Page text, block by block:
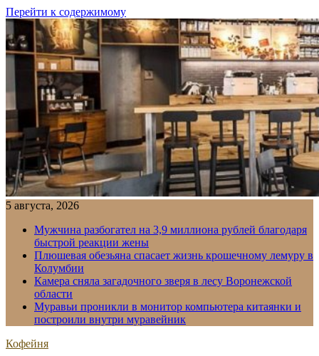
Перейти к содержимому
5 августа, 2026
Мужчина разбогател на 3,9 миллиона рублей благодаря
быстрой реакции жены
Плюшевая обезьяна спасает жизнь крошечному лемуру в
Колумбии
Камера сняла загадочного зверя в лесу Воронежской
области
Муравьи проникли в монитор компьютера китаянки и
построили внутри муравейник
Кофейня